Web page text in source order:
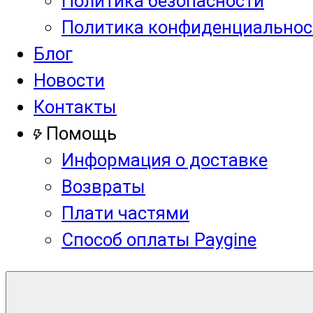
Политика
Блог
Новости
Контакты
Помощь
Информация о доставке
Возвраты
Плати частями
Способ оплаты Paygine